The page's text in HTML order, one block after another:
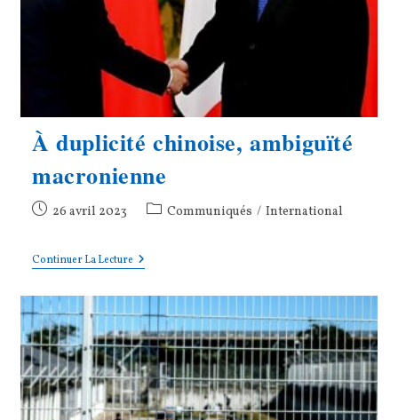
À duplicité chinoise, ambiguïté
macronienne
Publication
26 avril 2023
PostCommuniqués / International
Continuer La LectureÀ
Duplicité
Macronienne